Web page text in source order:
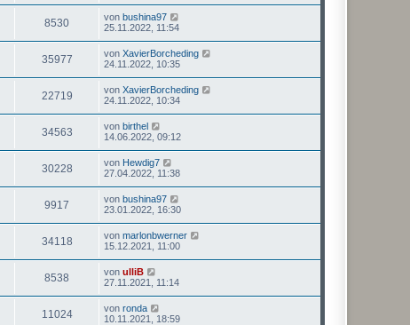
8530 von bushina97
25.11.2022, 11:54
35977 von XavierBorcheding
24.11.2022, 10:35
22719 von XavierBorcheding
24.11.2022, 10:34
34563 von birthel
14.06.2022, 09:12
30228 von Hewdig7
27.04.2022, 11:38
9917 von bushina97
23.01.2022, 16:30
34118 von marlonbwerner
15.12.2021, 11:00
8538 von ulliB
27.11.2021, 11:14
11024 von ronda
10.11.2021, 18:59